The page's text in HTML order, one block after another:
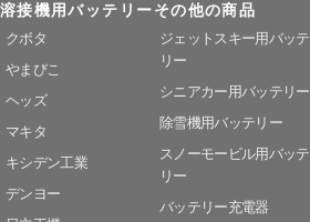
溶接機用バッテリー
クボタ
やまびこ
ヘッズ
マキタ
キシデン工業
デンヨー
その他の商品
ジェットスキー用バッテ
リー
シニアカー用バッテリー
除雪機用バッテリー
スノーモービル用バッテ
リー
バッテリー充電器